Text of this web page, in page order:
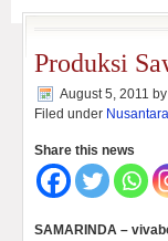
Produksi
August 5, 2011 by
Filed under Nusantara
Share this news
SAMARINDA –